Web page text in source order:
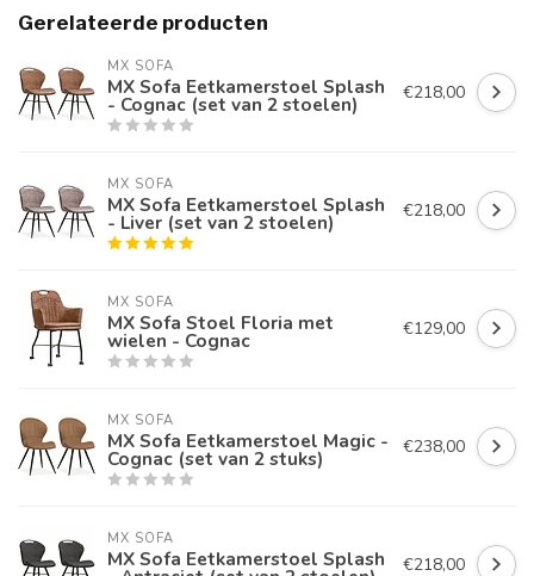
Gerelateerde producten
MX SOFA
MX Sofa Eetkamerstoel Splash
- Cognac (set van 2 stoelen) €218,00
MX SOFA
MX Sofa Eetkamerstoel Splash
- Liver (set van 2 stoelen) €218,00
MX SOFA
MX Sofa Stoel Floria met
wielen - Cognac €129,00
MX SOFA
MX Sofa Eetkamerstoel Magic -
Cognac (set van 2 stuks) €238,00
MX SOFA
MX Sofa Eetkamerstoel Splash €218,00